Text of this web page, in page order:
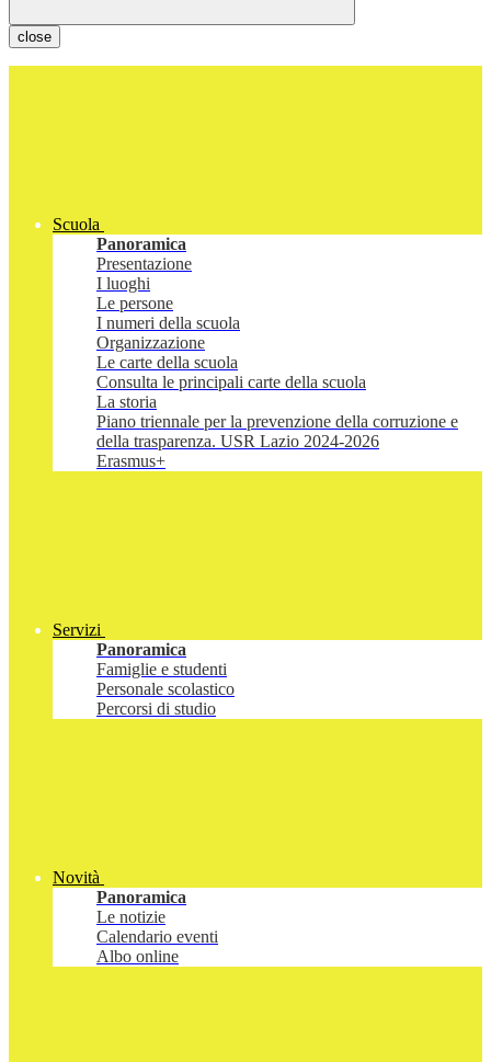
close
Scuola
Panoramica
Presentazione
I luoghi
Le persone
I numeri della scuola
Organizzazione
Le carte della scuola
Consulta le principali carte della scuola
La storia
Piano triennale per la prevenzione della corruzione e
della trasparenza. USR Lazio 2024-2026
Erasmus+
Servizi
Panoramica
Famiglie e studenti
Personale scolastico
Percorsi di studio
Novità
Panoramica
Le notizie
Calendario eventi
Albo online